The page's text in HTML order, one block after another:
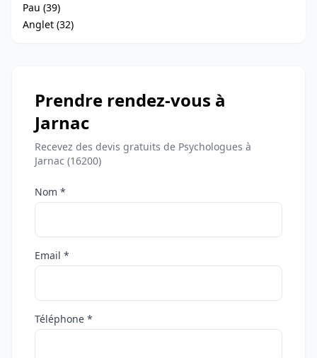
Pau (39)
Anglet (32)
Prendre rendez-vous à
Jarnac
Recevez des devis gratuits de Psychologues à
Jarnac (16200)
Nom *
Email *
Téléphone *